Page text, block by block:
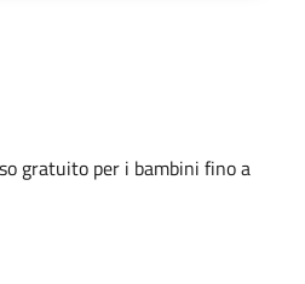
gratuito per i bambini fino a